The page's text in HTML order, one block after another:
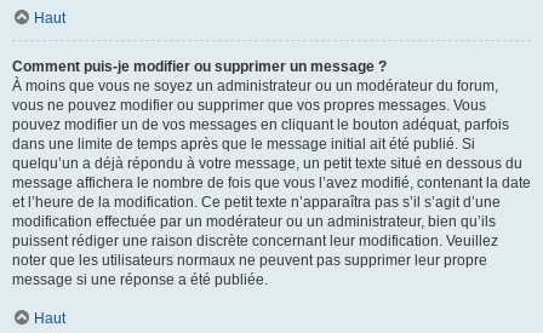
Haut
Comment puis-je modifier ou supprimer un message ?
À moins que vous ne soyez un administrateur ou un modérateur du forum,
vous ne pouvez modifier ou supprimer que vos propres messages. Vous
pouvez modifier un de vos messages en cliquant le bouton adéquat, parfois
dans une limite de temps après que le message initial ait été publié. Si
quelqu’un a déjà répondu à votre message, un petit texte situé en dessous du
message affichera le nombre de fois que vous l’avez modifié, contenant la date
et l’heure de la modification. Ce petit texte n’apparaîtra pas s’il s’agit d’une
modification effectuée par un modérateur ou un administrateur, bien qu’ils
puissent rédiger une raison discrète concernant leur modification. Veuillez
noter que les utilisateurs normaux ne peuvent pas supprimer leur propre
message si une réponse a été publiée.
Haut